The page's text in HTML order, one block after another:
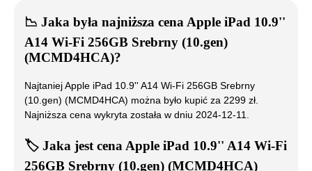
📉 Jaka była najniższa cenaApple iPad 10.9''
A14 Wi-Fi 256GB Srebrny (10.gen)
(MCMD4HCA)?
NajtaniejApple iPad 10.9'' A14 Wi-Fi 256GB Srebrny
(10.gen) (MCMD4HCA) można było kupić za 2299 zł.
Najniższa cena wykryta została w dniu 2024-12-11
🏷️ Jaka jest cena Apple iPad 10.9'' A14 Wi-Fi
256GB Srebrny (10.gen) (MCMD4HCA)